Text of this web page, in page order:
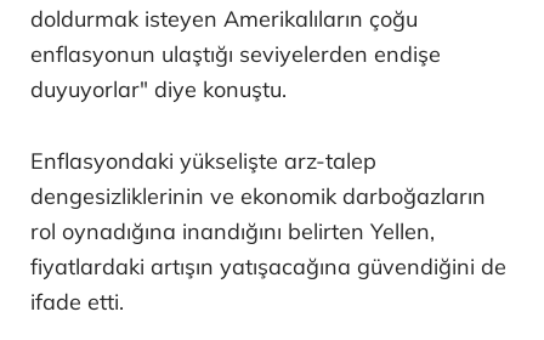
doldurmak isteyen Amerikalıların çoğu
enflasyonun ulaştığı seviyelerden endişe
duyuyorlar" diye konuştu.
Enflasyondaki yükselişte arz-talep
dengesizliklerinin ve ekonomik darboğazların
rol oynadığına inandığını belirten Yellen,
fiyatlardaki artışın yatışacağına güvendiğini de
ifade etti.